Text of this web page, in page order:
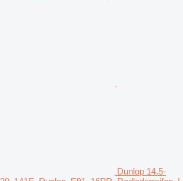
Dunlop 14.5-